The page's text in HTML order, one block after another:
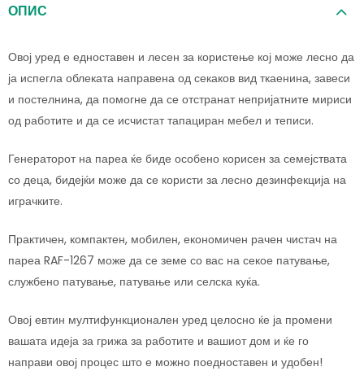
ОПИС
Овој уред е едноставен и лесен за користење кој може лесно да
ја испегла облеката направена од секаков вид ткаенина, завеси
и постелнина, да помогне да се отстранат непријатните мириси
од работите и да се исчистат тапациран мебел и теписи.
Генераторот на пареа ќе биде особено корисен за семејствата
со деца, бидејќи може да се користи за лесно дезинфекција на
играчките.
Практичен, компактен, мобилен, економичен рачен чистач на
пареа RAF-1267 може да се земе со вас на секое патување,
службено патување, патување или селска куќа.
Овој евтин мултифункционален уред целосно ќе ја промени
вашата идеја за грижа за работите и вашиот дом и ќе го
направи овој процес што е можно поедноставен и удобен!